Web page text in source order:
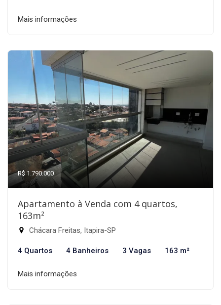
Mais informações
R$ 1.790.000
Apartamento à Venda com 4 quartos,
163m²
Chácara Freitas, Itapira-SP
4 Quartos 4 Banheiros 3 Vagas 163 m²
Mais informações